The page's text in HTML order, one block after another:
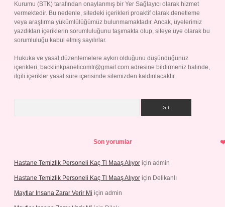
Kurumu (BTK) tarafından onaylanmış bir Yer Sağlayıcı olarak hizmet
vermektedir. Bu nedenle, sitedeki içerikleri proaktif olarak denetleme
veya araştırma yükümlülüğümüz bulunmamaktadır. Ancak, üyelerimiz
yazdıkları içeriklerin sorumluluğunu taşımakta olup, siteye üye olarak bu
sorumluluğu kabul etmiş sayılırlar.
Hukuka ve yasal düzenlemelere aykırı olduğunu düşündüğünüz
içerikleri, backlinkpanelicomtr@gmail.com adresine bildirmeniz halinde,
ilgili içerikler yasal süre içerisinde sitemizden kaldırılacaktır.
Son yorumlar
Hastane Temizlik Personeli Kaç Tl Maaş Alıyor için admin
Hastane Temizlik Personeli Kaç Tl Maaş Alıyor için Delikanlı
Maytlar Insana Zarar Verir Mi için admin